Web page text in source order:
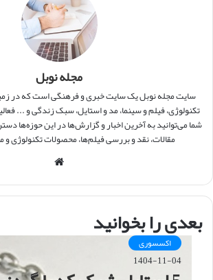
مجله نوبل
سایت مجله نوبل یک سایت خبری و فرهنگی است که در
تکنولوژی، فیلم و سینما، مد و استایل، سبک زندگی و ...
شما می‌توانید به آخرین اخبار و گزارش‌ها در این حوزه‌ها
مقالات، نقد و بررسی فیلم‌ها، محصولات تکنولوژی و
س
بعدی را بخوانید
اکسسوری
1404-11-04